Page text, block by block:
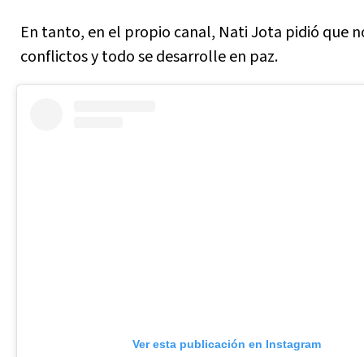
En tanto, en el propio canal, Nati Jota pidió que
conflictos y todo se desarrolle en paz.
Ver esta publicación en Instagram